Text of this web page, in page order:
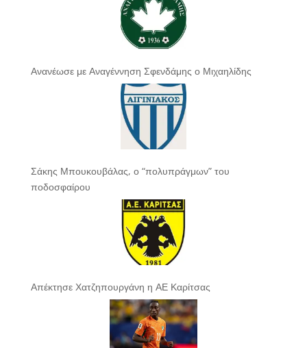
Ανανέωσε με Αναγέννηση Σφενδάμης ο Μιχαηλίδης
Σάκης Μπουκουβάλας, ο “πολυπράγμων” του
ποδοσφαίρου
Απέκτησε Χατζηπουργάνη η ΑΕ Καρίτσας